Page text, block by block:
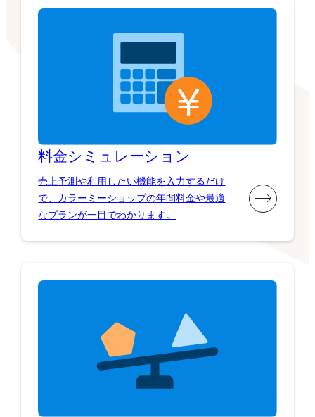
料金シミュレーション
売上予測や利用したい機能を入力するだけ
で、カラーミーショップの年間料金や最適
なプランが一目でわかります。